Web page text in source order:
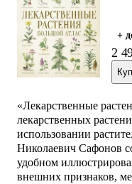
+
2
«Лекарственные
лекарственных
использовании
Николаевич Сафонов
удобном
внешних признаков,